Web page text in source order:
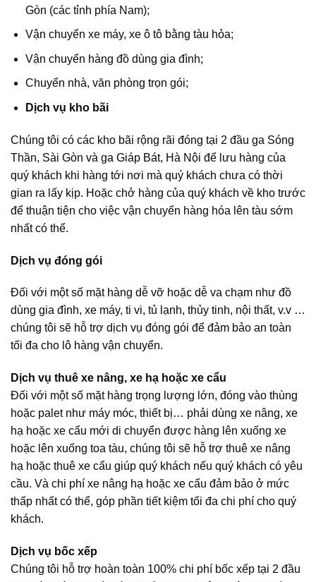
Gòn (các tỉnh phía Nam);
Vận chuyển xe máy, xe ô tô bằng tàu hỏa;
Vận chuyển hàng đồ dùng gia đình;
Chuyển nhà, văn phòng trọn gói;
Dịch vụ kho bãi
Chúng tôi có các kho bãi rộng rãi đóng tại 2 đầu ga Sóng
Thần, Sài Gòn và ga Giáp Bát, Hà Nội để lưu hàng của
quý khách khi hàng tới nơi mà quý khách chưa có thời
gian ra lấy kịp. Hoặc chở hàng của quý khách về kho trước
để thuận tiện cho việc vận chuyển hàng hóa lên tàu sớm
nhất có thể.
Dịch vụ đóng gói
Đối với một số mặt hàng dễ vỡ hoặc dễ va chạm như đồ
dùng gia đình, xe máy, ti vi, tủ lạnh, thủy tinh, nội thất, v.v …
chúng tôi sẽ hỗ trợ dịch vụ đóng gói để đảm bảo an toàn
tối đa cho lô hàng vận chuyển.
Dịch vụ thuê xe nâng, xe hạ hoặc xe cẩu
Đối với một số mặt hàng trọng lượng lớn, đóng vào thùng
hoặc palet như máy móc, thiết bị… phải dùng xe nâng, xe
hạ hoặc xe cẩu mới di chuyển được hàng lên xuống xe
hoặc lên xuống toa tàu, chúng tôi sẽ hỗ trợ thuê xe nâng
hạ hoặc thuê xe cẩu giúp quý khách nếu quý khách có yêu
cầu. Và chi phí xe nâng hạ hoặc xe cẩu đảm bảo ở mức
thấp nhất có thể, góp phần tiết kiệm tối đa chi phí cho quý
khách.
Dịch vụ bốc xếp
Chúng tôi hỗ trợ hoàn toàn 100% chi phí bốc xếp tại 2 đầu